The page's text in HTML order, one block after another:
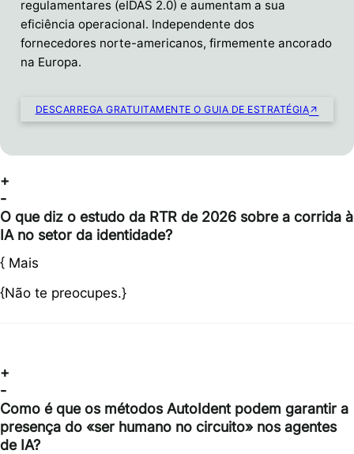
regulamentares (eIDAS 2.0) e aumentam a sua
eficiência operacional. Independente dos
fornecedores norte-americanos, firmemente ancorado
na Europa.
DESCARREGA GRATUITAMENTE O GUIA DE ESTRATÉGIA
+
-
O que diz o estudo da RTR de 2026 sobre a corrida à
IA no setor da identidade?
{ Mais
{Não te preocupes.}
+
-
Como é que os métodos AutoIdent podem garantir a
presença do «ser humano no circuito» nos agentes
de IA?